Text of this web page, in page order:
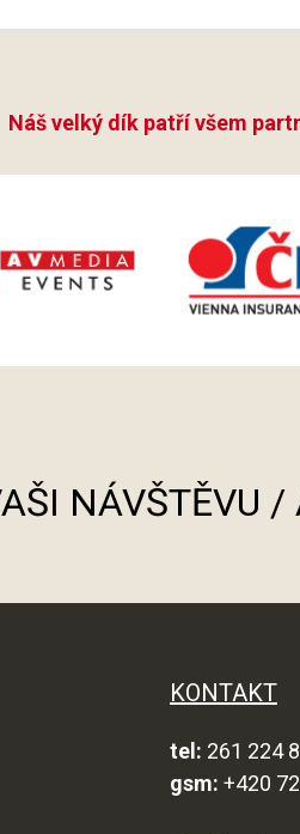
Náš velký dík patří všem
NÁVŠTĚVU
KONTAKT
tel: 261 224
gsm: +420